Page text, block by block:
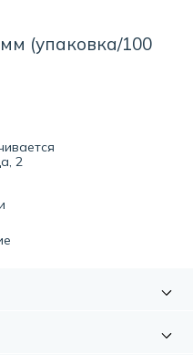
(упаковка/100
2